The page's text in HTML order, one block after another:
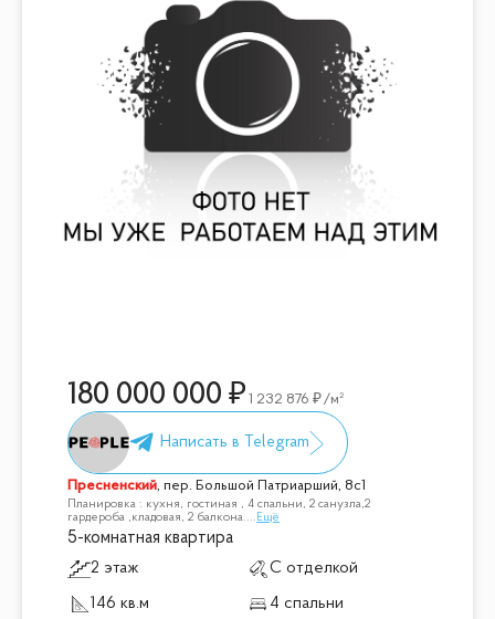
180 000 000 1 232 876 /м²
Пресненский,пер. Большой Патриарший, 8с1
Планировка : кухня, гостиная , 4 спальни, 2 санузла,2
гардероба ,кладовая, 2 балкона.... Ещё
5-комнатная квартира
2 этаж
С отделкой
146 кв.м
4 спальни